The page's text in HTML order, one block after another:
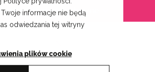
informacje nie będą
odwiedzania tej witryny
plików cookie
Szkoły Artystyczne